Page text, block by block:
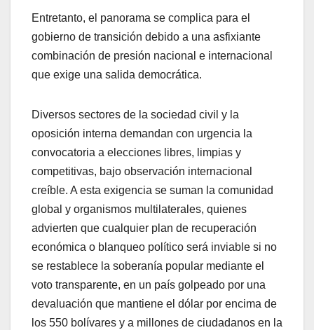
​Entretanto, el panorama se complica para el
gobierno de transición debido a una asfixiante
combinación de presión nacional e internacional
que exige una salida democrática.
Diversos sectores de la sociedad civil y la
oposición interna demandan con urgencia la
convocatoria a elecciones libres, limpias y
competitivas, bajo observación internacional
creíble. A esta exigencia se suman la comunidad
global y organismos multilaterales, quienes
advierten que cualquier plan de recuperación
económica o blanqueo político será inviable si no
se restablece la soberanía popular mediante el
voto transparente, en un país golpeado por una
devaluación que mantiene el dólar por encima de
los 550 bolívares y a millones de ciudadanos en la